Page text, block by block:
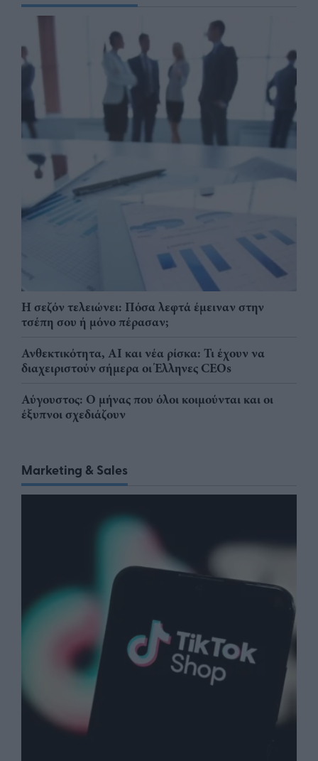
Η σεζόν τελειώνει: Πόσα λεφτά έμειναν στην
τσέπη σου ή μόνο πέρασαν;
Ανθεκτικότητα, AI και νέα ρίσκα: Τι έχουν να
διαχειριστούν σήμερα οι Έλληνες CEOs
Αύγουστος: Ο μήνας που όλοι κοιμούνται και οι
έξυπνοι σχεδιάζουν
Marketing & Sales